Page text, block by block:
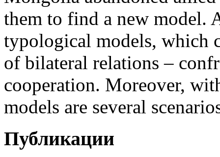
them to find a new model.
typological models, which
of bilateral relations –
cooperation. Moreover,
models are several
Публикации